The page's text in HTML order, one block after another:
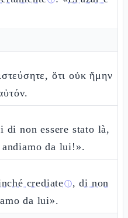
ὅτι οὐκ ἤμην
di non essere stato là,
da lui!».
crediateⓘ,di non
da lui».